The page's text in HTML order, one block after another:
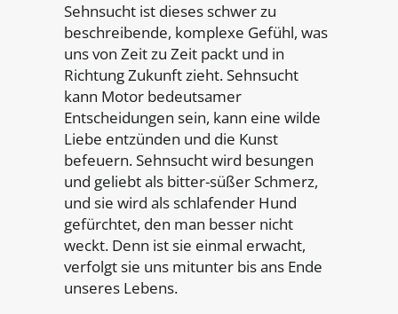
Sehnsucht ist dieses schwer zu
beschreibende, komplexe Gefühl, was
uns von Zeit zu Zeit packt und in
Richtung Zukunft zieht. Sehnsucht
kann Motor bedeutsamer
Entscheidungen sein, kann eine wilde
Liebe entzünden und die Kunst
befeuern. Sehnsucht wird besungen
und geliebt als bitter-süßer Schmerz,
und sie wird als schlafender Hund
gefürchtet, den man besser nicht
weckt. Denn ist sie einmal erwacht,
verfolgt sie uns mitunter bis ans Ende
unseres Lebens.